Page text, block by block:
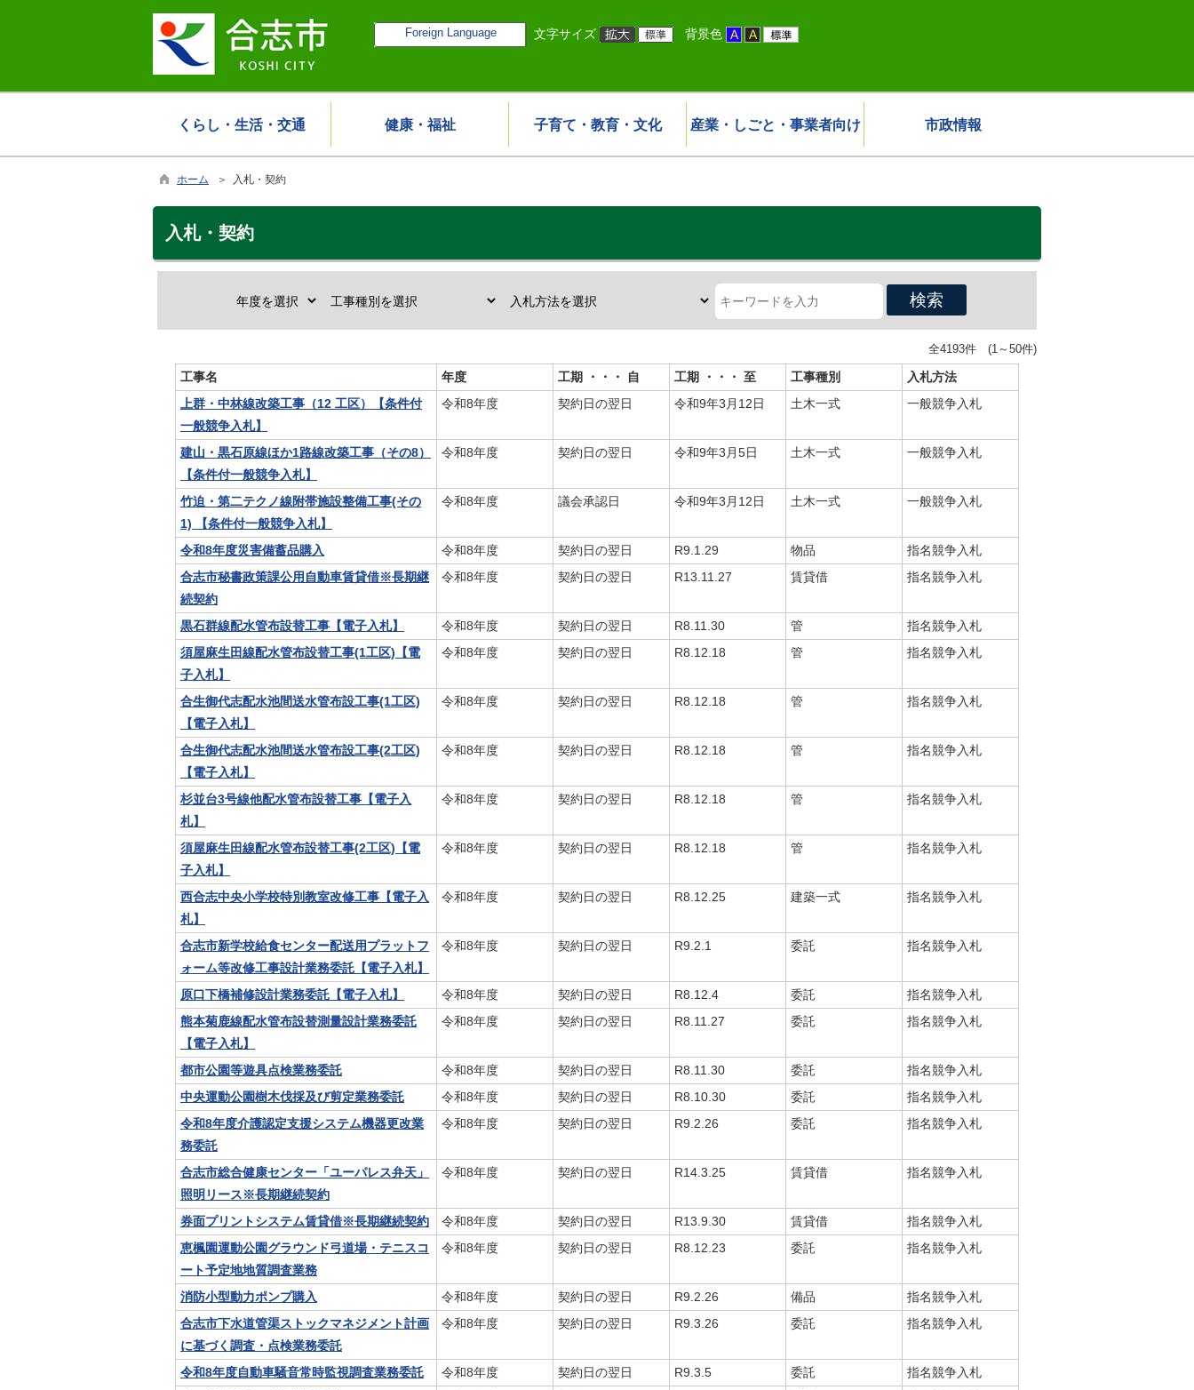
Foreign Language 文字サイズ 背景色
くらし・生活・交通 健康・福祉 子育て・教育・文化 産業・しごと・事業者向け 市政情報
ホーム ＞ 入札・契約
入札・契約
検索
全4193件 (1～50件)
工事名 年度 工期 ・・・ 自 工期 ・・・ 至 工事種別
入札方法
上群・中林線改築工事（12 工区）【条件付
一般競争入札】
令和8年度 契約日の翌日 令和9年3月12日 土木一式 一般競争入札
建山・黒石原線ほか1路線改築工事（その8）
【条件付一般競争入札】
令和8年度 契約日の翌日 令和9年3月5日 土木一式 一般競争入札
竹迫・第二テクノ線附帯施設整備工事(その
1) 【条件付一般競争入札】
令和8年度 議会承認日 令和9年3月12日 土木一式 一般競争入札
令和8年度災害備蓄品購入 令和8年度 契約日の翌日 R9.1.29 物品
指名競争入札
合志市秘書政策課公用自動車賃貸借※長期継
続契約
令和8年度 契約日の翌日 R13.11.27 賃貸借 指名競争入札
黒石群線配水管布設替工事【電子入札】 令和8年度 契約日の翌日 R8.11.30 管
指名競争入札
須屋麻生田線配水管布設替工事(1工区)【電
子入札】
令和8年度 契約日の翌日 R8.12.18 管 指名競争入札
合生御代志配水池間送水管布設工事(1工区)
【電子入札】
令和8年度 契約日の翌日 R8.12.18 管 指名競争入札
合生御代志配水池間送水管布設工事(2工区)
【電子入札】
令和8年度 契約日の翌日 R8.12.18 管 指名競争入札
杉並台3号線他配水管布設替工事【電子入
札】
令和8年度 契約日の翌日 R8.12.18 管 指名競争入札
須屋麻生田線配水管布設替工事(2工区)【電
子入札】
令和8年度 契約日の翌日 R8.12.18 管 指名競争入札
西合志中央小学校特別教室改修工事【電子入
札】
令和8年度 契約日の翌日 R8.12.25 建築一式 指名競争入札
合志市新学校給食センター配送用プラットフ
ォーム等改修工事設計業務委託【電子入札】
令和8年度 契約日の翌日 R9.2.1 委託 指名競争入札
原口下橋補修設計業務委託【電子入札】 令和8年度 契約日の翌日 R8.12.4 委託
指名競争入札
熊本菊鹿線配水管布設替測量設計業務委託
【電子入札】
令和8年度 契約日の翌日 R8.11.27 委託 指名競争入札
都市公園等遊具点検業務委託 令和8年度 契約日の翌日 R8.11.30 委託
指名競争入札
中央運動公園樹木伐採及び剪定業務委託
令和8年度 契約日の翌日 R8.10.30 委託
指名競争入札
令和8年度介護認定支援システム機器更改業
務委託
令和8年度 契約日の翌日 R9.2.26 委託 指名競争入札
合志市総合健康センター「ユーパレス弁天」
照明リース※長期継続契約
令和8年度 契約日の翌日 R14.3.25 賃貸借 指名競争入札
券面プリントシステム賃貸借※長期継続契約 令和8年度 契約日の翌日 R13.9.30 賃貸借
指名競争入札
恵楓園運動公園グラウンド弓道場・テニスコ
ート予定地地質調査業務
令和8年度 契約日の翌日 R8.12.23 委託 指名競争入札
消防小型動力ポンプ購入 令和8年度 契約日の翌日 R9.2.26 備品
指名競争入札
合志市下水道管渠ストックマネジメント計画
に基づく調査・点検業務委託
令和8年度 契約日の翌日 R9.3.26 委託 指名競争入札
令和8年度自動車騒音常時監視調査業務委託 令和8年度 契約日の翌日 R9.3.5 委託
指名競争入札